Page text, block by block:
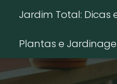
Jardim Total: Dicas
Plantas e